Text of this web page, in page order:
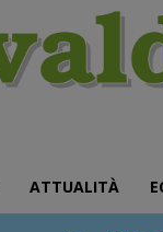
ATTUALITÀ